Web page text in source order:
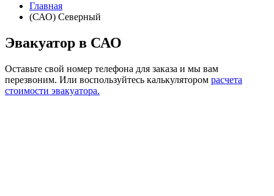
Главная
(САО) Северный
Эвакуатор в САО
Оставьте свой номер телефона для заказа и мы вам
перезвоним. Или воспользуйтесь калькулятором расчета
стоимости эвакуатора.